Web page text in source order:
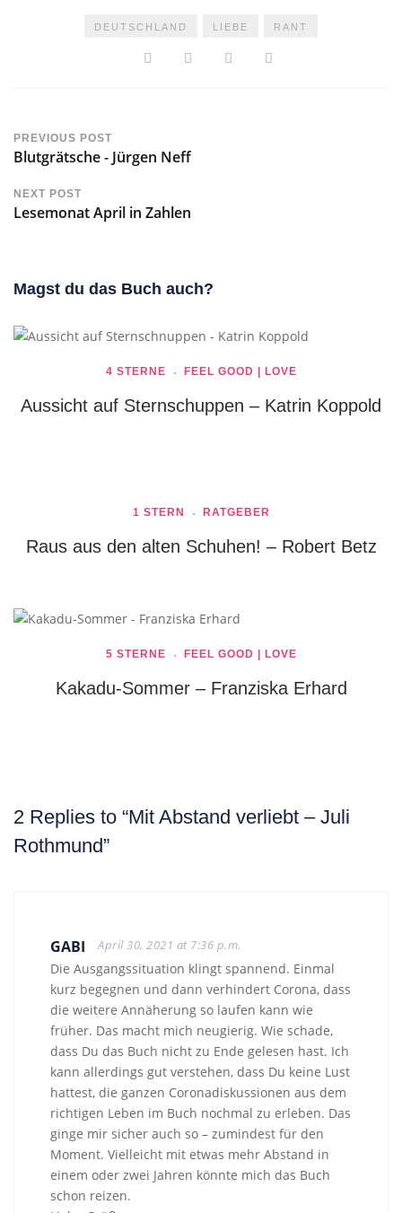
DEUTSCHLAND LIEBE RANT
PREVIOUS POST
Blutgrätsche - Jürgen Neff
NEXT POST
Lesemonat April in Zahlen
Magst du das Buch auch?
4 STERNE FEEL GOOD | LOVE
Aussicht auf Sternschuppen – Katrin Koppold
1 STERN RATGEBER
Raus aus den alten Schuhen! – Robert Betz
5 STERNE FEEL GOOD | LOVE
Kakadu-Sommer – Franziska Erhard
2 Replies to “Mit Abstand verliebt – Juli
Rothmund”
GABI April 30, 2021 at 7:36 p.m.
Die Ausgangssituation klingt spannend. Einmal
kurz begegnen und dann verhindert Corona, dass
die weitere Annäherung so laufen kann wie
früher. Das macht mich neugierig. Wie schade,
dass Du das Buch nicht zu Ende gelesen hast. Ich
kann allerdings gut verstehen, dass Du keine Lust
hattest, die ganzen Coronadiskussionen aus dem
richtigen Leben im Buch nochmal zu erleben. Das
ginge mir sicher auch so – zumindest für den
Moment. Vielleicht mit etwas mehr Abstand in
einem oder zwei Jahren könnte mich das Buch
schon reizen.